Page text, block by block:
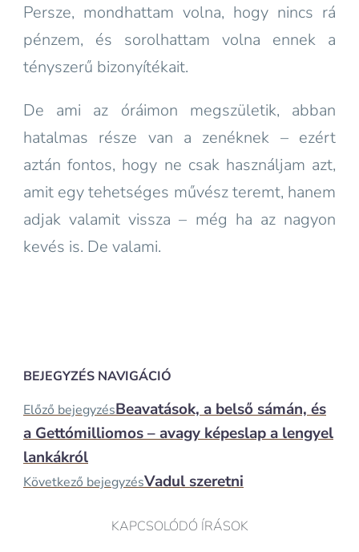
Persze, mondhattam volna, hogy nincs rá
pénzem, és sorolhattam volna ennek a
tényszerű bizonyítékait.
De ami az óráimon megszületik, abban
hatalmas része van a zenéknek – ezért
aztán fontos, hogy ne csak használjam azt,
amit egy tehetséges művész teremt, hanem
adjak valamit vissza – még ha az nagyon
kevés is. De valami.
BEJEGYZÉS NAVIGÁCIÓ
Előző bejegyzésBeavatások, a belső sámán, és
a Gettómilliomos – avagy képeslap a lengyel
lankákról
Következő bejegyzésVadul szeretni
KAPCSOLÓDÓ ÍRÁSOK